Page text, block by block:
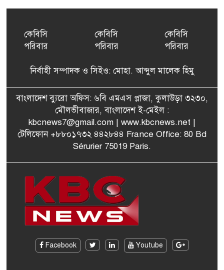
৫
যুক্তরাষ্ট্র-জাপানের বিরল পদক্ষেপ
বেনজীরের অন্য দেশের পাসপোর্ট
পরিকল্পনা মন্ত্রণালয়ের স্থায়ী
কমিটি সদস্য হলেন এমপি শকু
মৌলভীবাজারের রাজনগরে
মরিশাসে খুলছে বাংলাদেশের
শ্রমবাজার! দ্রুত সমঝোতা স্বাক্ষর
জাতীয় নির্বাচনে দলীয় নির্দেশনা
কেবিসি
পরিবার
কেবিসি
পরিবার
কেবিসি
পরিবার
নির্বাহী সম্পাদক ও সিইও: মোহা. আব্দুল মালেক হিমু
বাংলাদেশ ব্যুরো অফিস: ৬বি এমএস প্লাজা, কুলাউড়া ৩২৩০,
মৌলভীবাজার, বাংলাদেশ ই-মেইল :
kbcnews7@gmail.com | www.kbcnews.net |
টেলিফোন +৮৮০১৭৩২ ৪৪২৮৪৪ France Office: 80 Bd
Sérurier 75019 Paris.
Facebook Youtube